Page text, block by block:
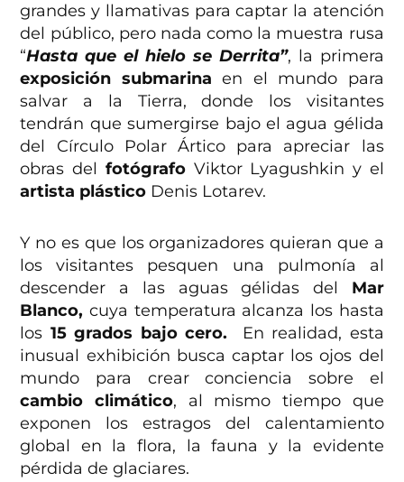
grandes y llamativas para captar la atención
del público, pero nada como la muestra rusa
“Hasta que el hielo se Derrita”, la primera
exposición submarina en el mundo para
salvar a la Tierra, donde los visitantes
tendrán que sumergirse bajo el agua gélida
del Círculo Polar Ártico para apreciar las
obras del fotógrafoViktor Lyagushkin y el
artista plástico Denis Lotarev.
Y no es que los organizadores quieran que a
los visitantes pesquen una pulmonía al
descender a las aguas gélidas del Mar
Blanco, cuya temperatura alcanza los hasta
los 15 grados bajo cero. En realidad, esta
inusual exhibición busca captar los ojos del
mundo para crear conciencia sobre el
cambio climático, al mismo tiempo que
exponen los estragos del calentamiento
global en la flora, la fauna y la evidente
pérdida de glaciares.